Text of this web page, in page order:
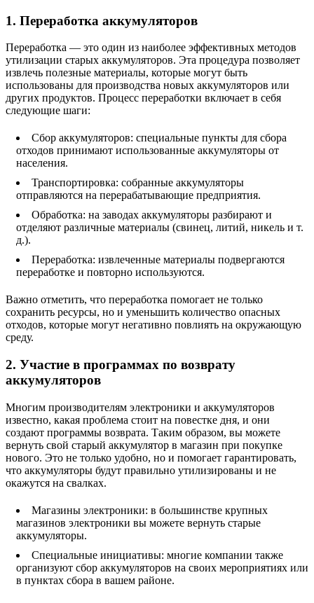
1. Переработка аккумуляторов
Переработка — это один из наиболее эффективных методов
утилизации старых аккумуляторов. Эта процедура позволяет
извлечь полезные материалы, которые могут быть
использованы для производства новых аккумуляторов или
других продуктов. Процесс переработки включает в себя
следующие шаги:
Сбор аккумуляторов: специальные пункты для сбора
отходов принимают использованные аккумуляторы от
населения.
Транспортировка: собранные аккумуляторы
отправляются на перерабатывающие предприятия.
Обработка: на заводах аккумуляторы разбирают и
отделяют различные материалы (свинец, литий, никель и т.
д.).
Переработка: извлеченные материалы подвергаются
переработке и повторно используются.
Важно отметить, что переработка помогает не только
сохранить ресурсы, но и уменьшить количество опасных
отходов, которые могут негативно повлиять на окружающую
среду.
2. Участие в программах по возврату
аккумуляторов
Многим производителям электроники и аккумуляторов
известно, какая проблема стоит на повестке дня, и они
создают программы возврата. Таким образом, вы можете
вернуть свой старый аккумулятор в магазин при покупке
нового. Это не только удобно, но и помогает гарантировать,
что аккумуляторы будут правильно утилизированы и не
окажутся на свалках.
Магазины электроники: в большинстве крупных
магазинов электроники вы можете вернуть старые
аккумуляторы.
Специальные инициативы: многие компании также
организуют сбор аккумуляторов на своих мероприятиях или
в пунктах сбора в вашем районе.